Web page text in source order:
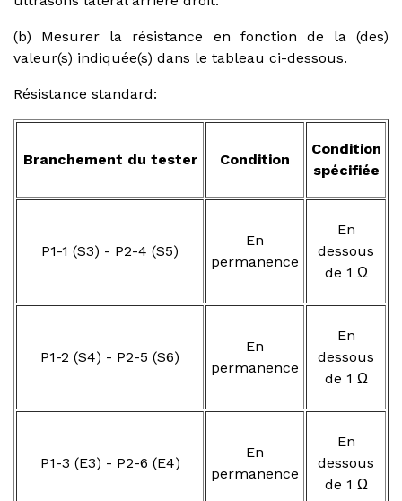
(b) Mesurer la résistance en fonction de la (des)
valeur(s) indiquée(s) dans le tableau ci-dessous.
Résistance standard:
Branchement du tester Condition
Condition
spécifiée
P1-1 (S3) - P2-4 (S5)
En
permanence
En
dessous
de 1 Ω
P1-2 (S4) - P2-5 (S6)
En
permanence
En
dessous
de 1 Ω
P1-3 (E3) - P2-6 (E4)
En
permanence
En
dessous
de 1 Ω